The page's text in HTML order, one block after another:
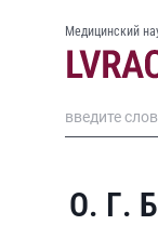
Медицинский
О. Г.